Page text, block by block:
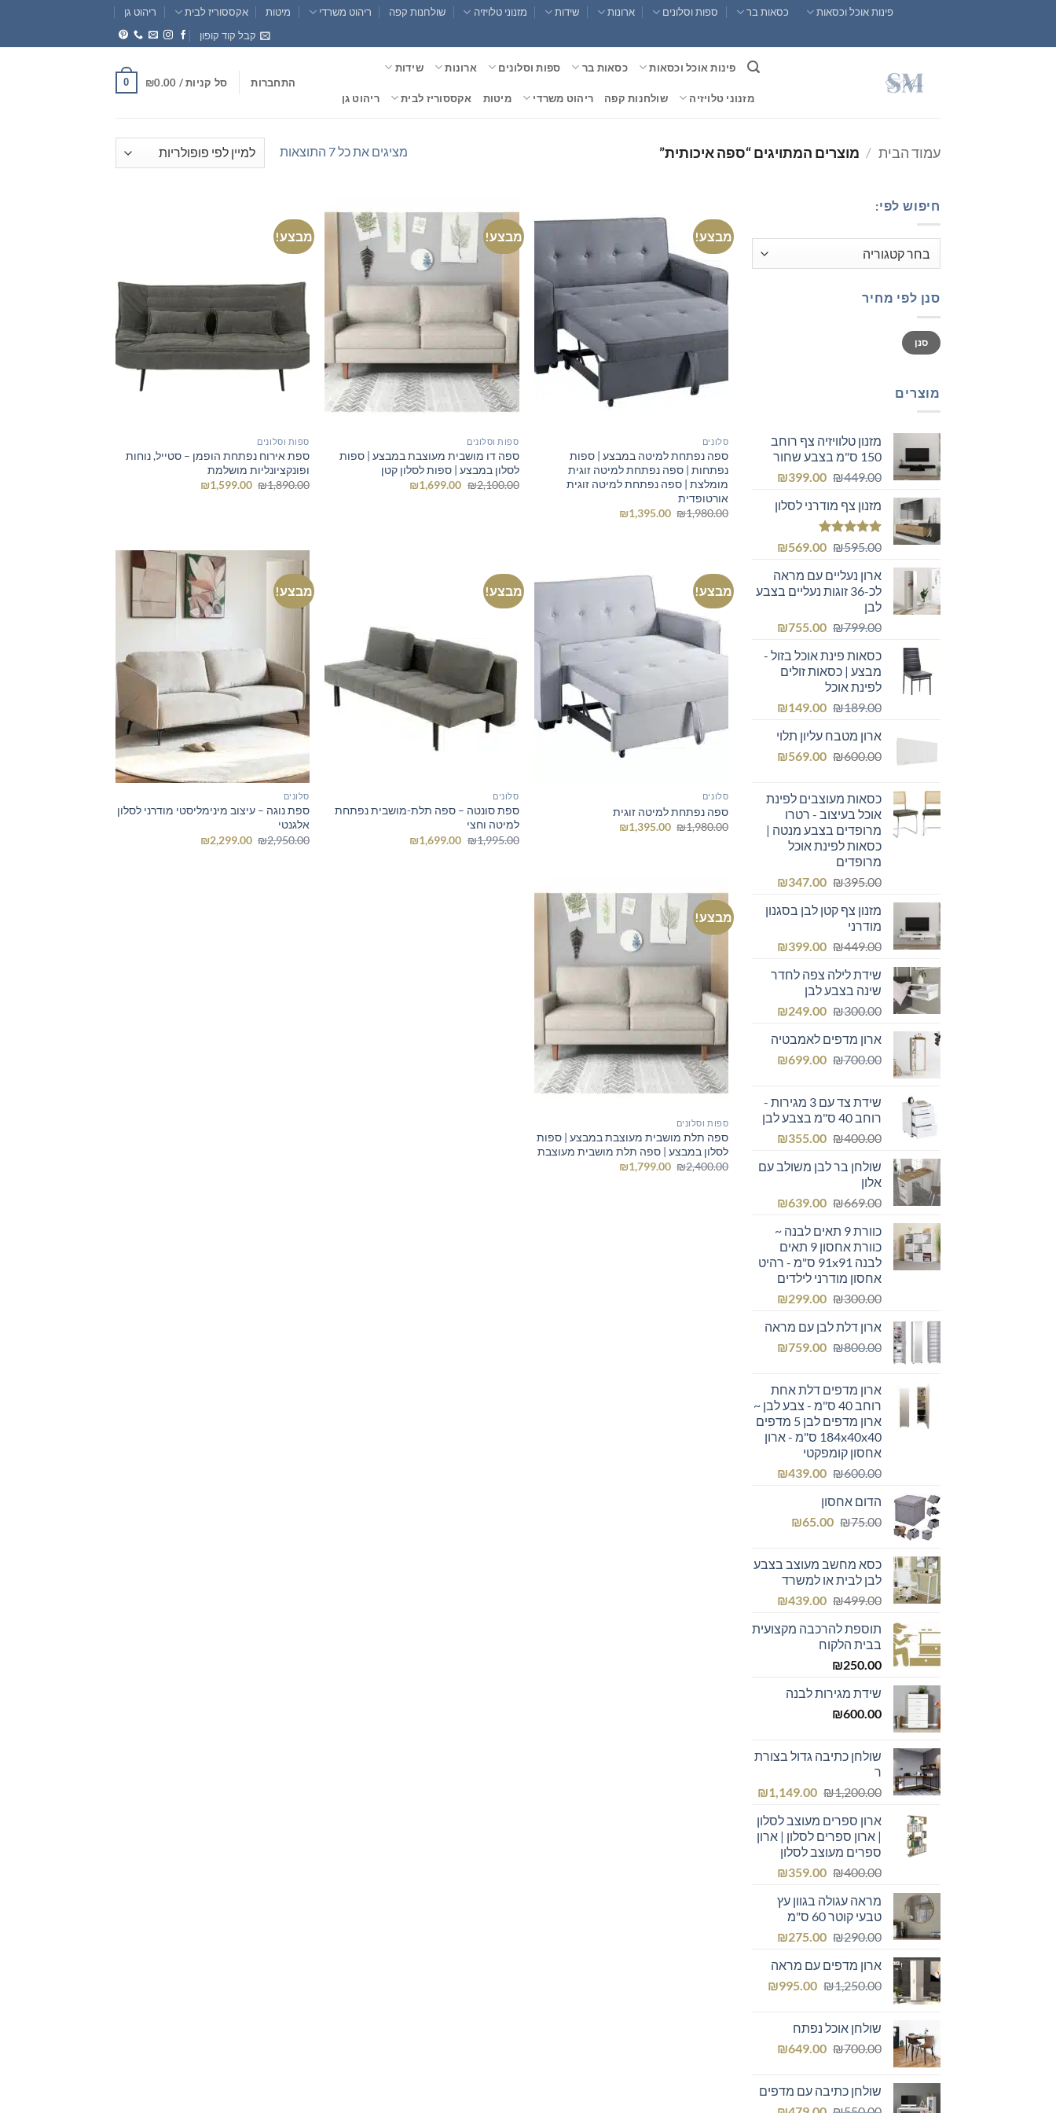
content
פינות אוכל וכסאות כסאות בר ספות וסלונים ארונות שידות מזנוני טלויזיה שולחנות קפה ריהוט משרדי מיטות אקססוריז לבית
ריהוט גן
קבל קוד קופון
פינות אוכל וכסאות כסאות בר ספות וסלונים ארונות שידות
מזנוני טלויזיה שולחנות קפה ריהוט משרדי מיטות אקססוריז לבית ריהוט גן
התחברות סל קניות / ₪0.00
0
עמוד הבית / מוצרים המתויגים “ספה איכותית” מציגים את כל ⁦7⁩ התוצאות
ממוין
לפי
חיפוש לפי:
סנן לפי מחיר
מחיר
מינימלי
מחיר
מקסימלי
סנן
מוצרים
מזנון טלוויזיה צף רוחב
150 ס"מ בצבע שחור
₪449.00
המחיר
היה:
₪449.00.
₪399.00
המחיר
הוא:מזנון צף מודרני לסלון
דורג5.00
₪595.00
המחיר
היה:
₪595.00.
₪569.00
המחיר
הוא:
₪569.00.
ארון נעליים עם מראה
לכ-36 זוגות נעליים בצבע
לבן
₪799.00
המחיר
היה:
₪799.00.
₪755.00
המחיר
הוא:
כסאות פינת אוכל בזול -
מבצע | כסאות זולים
לפינת אוכל
₪189.00
המחיר
היה:
₪189.00.
₪149.00
המחיר
הוא:
₪149.00.
ארון מטבח עליון תלוי
₪600.00
המחיר
₪600.00.
₪569.00
המחיר
₪569.00.כסאות מעוצבים לפינת
אוכל בעיצוב - רטרו
מרופדים בצבע מנטה |
כסאות לפינת אוכל
מרופדים
₪395.00
המחיר
היה:
₪347.00
המחיר
הוא:
₪347.00.
מזנון צף קטן לבן בסגנון
מודרני
₪449.00
המחיר
היה:
₪449.00.
₪399.00
המחיר
הוא:שידת לילה צפה לחדר
שינה בצבע לבן
₪300.00
המחיר
היה:
₪300.00.
₪249.00
המחיר
הוא:
₪249.00.
ארון מדפים לאמבטיה
₪700.00
המחיר
₪700.00.
₪699.00
המחיר
₪699.00.שידת צד עם 3 מגירות -
רוחב 40 ס"מ בצבע לבן
₪400.00
המחיר
היה:
₪355.00
המחיר
הוא:
שולחן בר לבן משולב עם
אלון
₪669.00
המחיר
היה:
₪669.00.
₪639.00
המחיר
הוא:כוורת 9 תאים לבנה ~
כוורת אחסון 9 תאים
לבנה 91x91 ס"מ - רהיט
אחסון מודרני לילדים
₪300.00
המחיר
היה:
₪300.00.
₪299.00
המחיר
הוא:
₪299.00.
ארון דלת לבן עם מראה
₪800.00
המחיר
₪800.00.
₪759.00
המחיר
₪759.00.ארון מדפים דלת אחת
רוחב 40 ס"מ - צבע לבן ~
ארון מדפים לבן 5 מדפים
184x40x40 ס"מ - ארון
אחסון קומפקטי
₪600.00
המחיר
היה:
₪600.00.
₪439.00
המחיר
הדום אחסון
₪75.00
המחיר
₪75.00.
₪65.00
המחיר
₪65.00.
כסא מחשב מעוצב בצבע
לבן לבית או למשרד
₪499.00
המחיר
היה:
₪499.00.
₪439.00
המחיר
הוא:
תוספת להרכבה מקצועית
בבית הלקוח
₪250.00
שידת מגירות לבנה
₪600.00
שולחן כתיבה גדול בצורת
ר
₪1,200.00
המחיר
היה:
₪1,200.00.
₪1,149.00
המחיר
הוא:
₪1,149.00.
ארון ספרים מעוצב לסלון
| ארון ספרים לסלון | ארון
ספרים מעוצב לסלון
₪400.00
המחיר
היה:
₪400.00.
₪359.00
המחיר
הוא:מראה עגולה בגוון עץ
טבעי קוטר 60 ס"מ
₪290.00
המחיר
היה:
₪290.00.
₪275.00
המחיר
הוא:
₪275.00.
ארון מדפים עם מראה
₪1,250.00
המחיר
₪1,250.00.
₪995.00
המחיר
שולחן אוכל נפתח
₪700.00
המחיר
₪700.00.
₪649.00
המחיר
₪649.00.שולחן כתיבה עם מדפים
מבצע!
סלונים
ספה נפתחת למיטה במבצע | ספות
נפתחות | ספה נפתחת למיטה זוגית
מומלצת | ספה נפתחת למיטה זוגית
אורטופדית
₪1,980.00
המחיר
₪1,395.00
מבצע!
ספות וסלונים
ספה דו מושבית מעוצבת במבצע | ספות
לסלון במבצע | ספות לסלון קטן
₪2,100.00
המחיר
₪1,699.00
המחיר
מבצע!
ספות וסלונים
ספת אירוח נפתחת הופמן – סטייל, נוחות
ופונקציונליות מושלמת
₪1,890.00
המחיר
₪1,599.00
מבצע!
סלונים
ספה נפתחת למיטה זוגית
₪1,980.00
המחיר
₪1,395.00
מבצע!
סלונים
ספת סונטה – ספה תלת-מושבית נפתחת
למיטה וחצי
₪1,995.00
המחיר
₪1,699.00
המחיר
מבצע!
סלונים
ספת נוגה – עיצוב מינימליסטי מודרני לסלון
אלגנטי
₪2,950.00
המחיר
₪2,299.00
מבצע!
ספות וסלונים
ספה תלת מושבית מעוצבת במבצע | ספות
לסלון במבצע | ספה תלת מושבית מעוצבת
₪2,400.00
המחיר
₪1,799.00